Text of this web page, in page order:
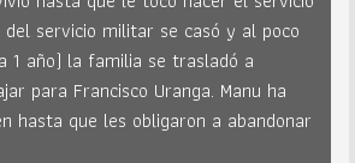
servicio militar se casó y al poco
1 año) la familia se trasladó a
para Francisco Uranga. Manu ha
hasta que les obligaron a abandonar